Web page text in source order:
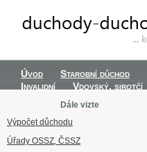
Úvod Starobní důchod
Invalidní
Vdovský, sirotčí
Dále vizte
Výpočet důchodu
Úřady OSSZ, ČSSZ